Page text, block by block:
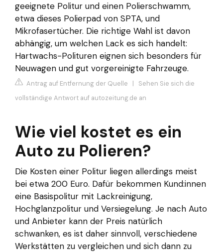
geeignete Politur und einen Polierschwamm,
etwa dieses Polierpad von SPTA, und
Mikrofasertücher. Die richtige Wahl ist davon
abhängig, um welchen Lack es sich handelt:
Hartwachs-Polituren eignen sich besonders für
Neuwagen und gut vorgereinigte Fahrzeuge.
Antrag auf Entfernung der Quelle | Sehen Sie sich die
vollständige Antwort auf autozeitung.de an
Wie viel kostet es ein
Auto zu Polieren?
Die Kosten einer Politur liegen allerdings meist
bei etwa 200 Euro. Dafür bekommen Kund:innen
eine Basispolitur mit Lackreinigung,
Hochglanzpolitur und Versiegelung. Je nach Auto
und Anbieter kann der Preis natürlich
schwanken, es ist daher sinnvoll, verschiedene
Werkstätten zu vergleichen und sich dann zu